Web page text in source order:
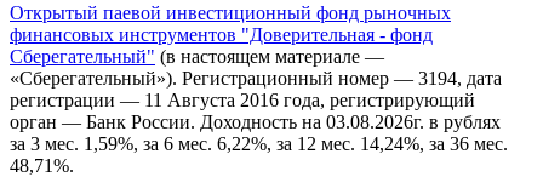
Открытый паевой инвестиционный фонд рыночных
финансовых инструментов "Доверительная - фонд
Сберегательный" (в настоящем материале —
«Сберегательный»). Регистрационный номер — 3194, дата
регистрации — 11 Августа 2016 года, регистрирующий
орган — Банк России. Доходность на 03.08.2026г. в рублях
за 3 мес. 1,59%, за 6 мес. 6,22%, за 12 мес. 14,24%, за 36 мес.
48,71%.